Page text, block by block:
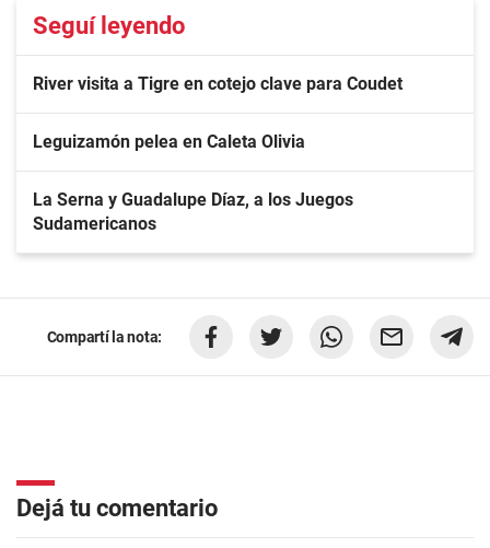
Seguí leyendo
River visita a Tigre en cotejo clave para Coudet
Leguizamón pelea en Caleta Olivia
La Serna y Guadalupe Díaz, a los Juegos
Sudamericanos
Compartí la nota:
Dejá tu comentario